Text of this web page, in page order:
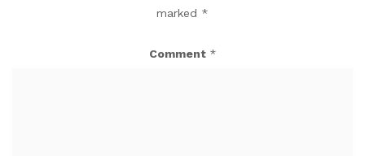
marked *
Comment *